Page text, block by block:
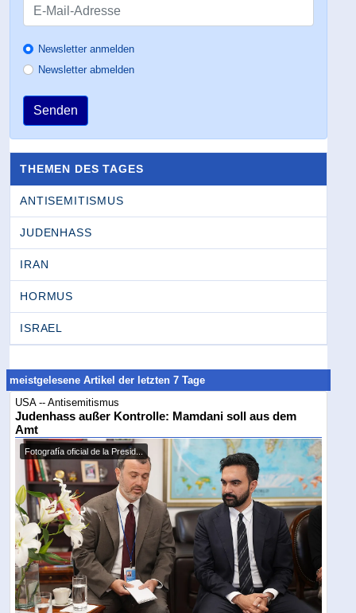
Newsletter anmelden
Newsletter abmelden
Senden
THEMEN DES TAGES
ANTISEMITISMUS
JUDENHASS
IRAN
HORMUS
ISRAEL
meistgelesene Artikel der letzten 7 Tage
USA -- Antisemitismus
Judenhass außer Kontrolle: Mamdani soll aus dem
Amt
Fotografía oficial de la Presid...